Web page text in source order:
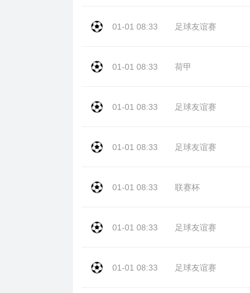
01-01 08:33 足球友谊赛
01-01 08:33 荷甲
01-01 08:33 足球友谊赛
01-01 08:33 足球友谊赛
01-01 08:33 联赛杯
01-01 08:33 足球友谊赛
01-01 08:33 足球友谊赛